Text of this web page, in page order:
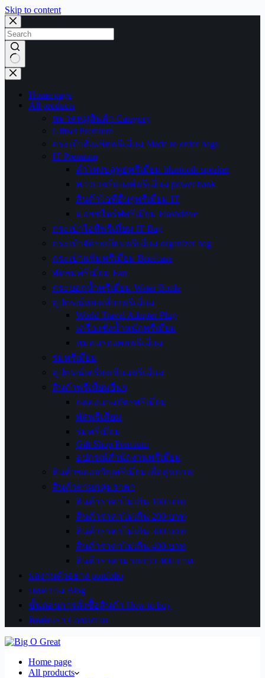
Skip to content
No
results
Home page
All products
หมวดหมู่สินค้า Category
Giftset Premium
กระเป๋าสั่งผลิตพรีเมี่ยม Made to order bags
IT Premium
ลำโพงบลูทูธพรีเมี่ยม bluetooth speaker
พาวเวอร์แบงค์พรีเมี่ยม power bank
สินค้าไอทีอื่นๆพรีเมี่ยม IT
แฟลชไดร์ฟพรีเมี่ยม Flashdrive
กระเป๋าไอทีพรีเมี่ยม IT Bag
กระเป๋าจัดระเบียบพรีเมี่ยม organizer bag
กระเป๋าแฟ้มพรีเมี่ยม Briefcase
พัดลมพรีเมี่ยม Fan
กระบอกน้ำพรีเมี่ยม Water Bottle
อุปกรณ์ท่องเที่ยวพรีเมี่ยม
World Travel Adapter Plug
เครื่องชั่งน้ำหนักพรีเมี่ยม
หมอนรองคอพรีเมี่ยม
ร่มพรีเมี่ยม
อุปกรณ์เครื่องเขียนพรีเมี่ยม
สินค้าพรีเมี่ยมอื่นๆ
กล่องนามบัตรพรีเมี่ยม
พัดพรีเมี่ยม
ร่มพรีเมี่ยม
Gift Shop Premium
อุปกรณ์สำนักงานพรีเมี่ยม
สินค้าของขวัญพรีเมี่ยมเพื่อสุขภาพ
สินค้าตามกลุ่มราคา
สินค้าราคาไม่เกิน 100 บาท
สินค้าราคาไม่เกิน 200 บาท
สินค้าราคาไม่เกิน 300 บาท
สินค้าราคาไม่เกิน 400 บาท
สินค้าราคามากกว่า 400 บาท
ผลงานตัวอย่าง portfolio
บทความ Blog
ขั้นตอนการสั่งซื้อสินค้า How to buy
ติดต่อเรา Contact us
Home page
All products